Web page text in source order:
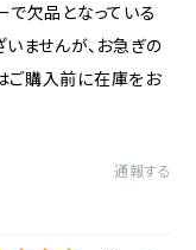
で欠品となっている
ませんが、お急ぎの
ご購入前に在庫をお
通報する